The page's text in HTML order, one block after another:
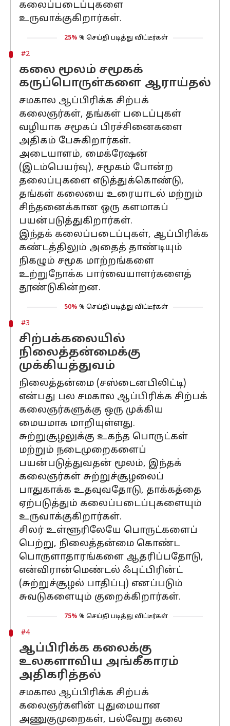
கலைப்படைப்புகளை
உருவாக்குகிறார்கள்.
25% % செய்தி படித்து விட்டீர்கள்
#2
கலை மூலம் சமூகக்
கருப்பொருள்களை ஆராய்தல்
சமகால ஆப்பிரிக்க சிற்பக்
கலைஞர்கள், தங்கள் படைப்புகள்
வழியாக சமூகப் பிரச்சினைகளை
அதிகம் பேசுகிறார்கள்.
அடையாளம், மைக்ரேஷன்
(இடம்பெயர்வு), சமூகம் போன்ற
தலைப்புகளை எடுத்துக்கொண்டு,
தங்கள் கலையை உரையாடல் மற்றும்
சிந்தனைக்கான ஒரு களமாகப்
பயன்படுத்துகிறார்கள்.
இந்தக் கலைப்படைப்புகள், ஆப்பிரிக்க
கண்டத்திலும் அதைத் தாண்டியும்
நிகழும் சமூக மாற்றங்களை
உற்றுநோக்க பார்வையாளர்களைத்
தூண்டுகின்றன.
50% % செய்தி படித்து விட்டீர்கள்
#3
சிற்பக்கலையில்
நிலைத்தன்மைக்கு
முக்கியத்துவம்
நிலைத்தன்மை (சஸ்டைனபிலிட்டி)
என்பது பல சமகால ஆப்பிரிக்க சிற்பக்
கலைஞர்களுக்கு ஒரு முக்கிய
மையமாக மாறியுள்ளது.
சுற்றுசூழலுக்கு உகந்த பொருட்கள்
மற்றும் நடைமுறைகளைப்
பயன்படுத்துவதன் மூலம், இந்தக்
கலைஞர்கள் சுற்றுச்சூழலைப்
பாதுகாக்க உதவுவதோடு, தாக்கத்தை
ஏற்படுத்தும் கலைப்படைப்புகளையும்
உருவாக்குகிறார்கள்.
சிலர் உள்ளூரிலேயே பொருட்களைப்
பெற்று, நிலைத்தன்மை கொண்ட
பொருளாதாரங்களை ஆதரிப்பதோடு,
என்விரான்மெண்டல் ஃபுட்பிரின்ட்
(சுற்றுச்சூழல் பாதிப்பு) எனப்படும்
சுவடுகளையும் குறைக்கிறார்கள்.
75% % செய்தி படித்து விட்டீர்கள்
#4
ஆப்பிரிக்க கலைக்கு
உலகளாவிய அங்கீகாரம்
அதிகரித்தல்
சமகால ஆப்பிரிக்க சிற்பக்
கலைஞர்களின் புதுமையான
அணுகுமுறைகள், பல்வேறு கலை